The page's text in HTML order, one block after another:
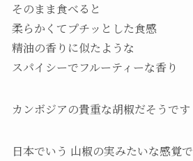
そのまま食べると
柔らかくてプチッとした食感
精油の香りに似たような
スパイシーでフルーティーな香り
カンボジアの貴重な胡椒だそうです
日本でいう 山椒の実みたいな感覚で